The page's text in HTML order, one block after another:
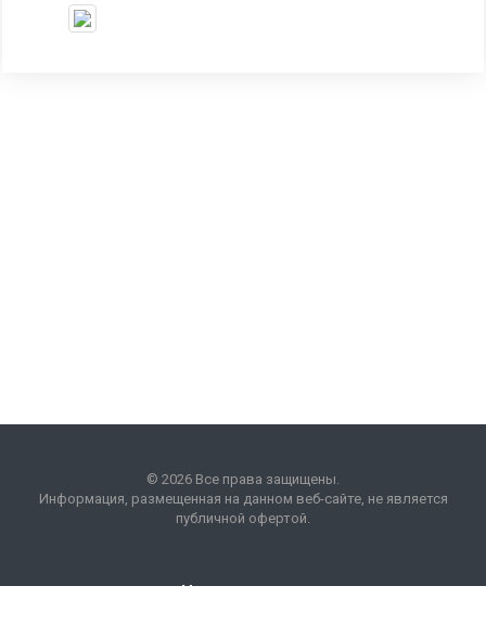
© 2026 Все права защищены.
Информация, размещенная на данном веб-сайте, не является
публичной офертой.
Наши контакты